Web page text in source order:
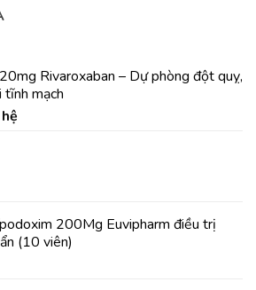
Rivaroxaban – Dự phòng đột quỵ,
mạch
200Mg Euvipharm điều trị
(10 viên)